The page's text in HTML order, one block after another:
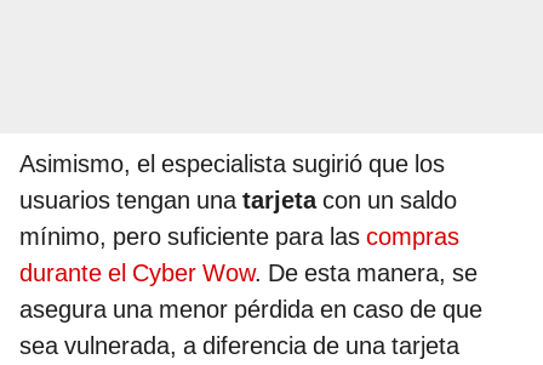
Asimismo, el especialista sugirió que los
usuarios tengan una tarjetacon un saldo
mínimo, pero suficiente para las compras
durante el Cyber Wow. De esta manera, se
asegura una menor pérdida en caso de que
sea vulnerada, a diferencia de una tarjeta